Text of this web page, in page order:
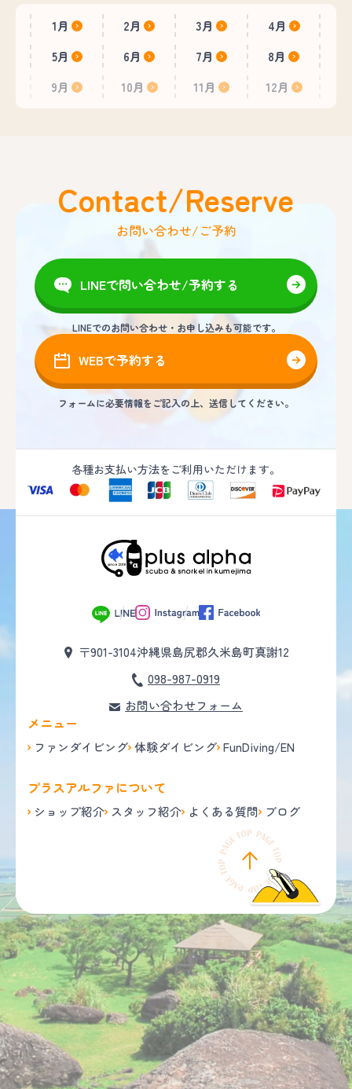
1月 2月 3月
4月
5月
6月 7月
8月
9月
10月 11月 12月
Contact/Reserve
お問い合わせ/ご予約
LINEで問い合わせ/予約する
LINEでのお問い合わせ・お申し込みも可能です。
WEBで予約する
フォームに必要情報をご記入の上、送信してください。
各種お支払い方法をご利用いただけます。
〒901-3104沖縄県島尻郡久米島町真謝12
098-987-0919
お問い合わせフォーム
メニュー
ファンダイビング 体験ダイビング FunDiving/EN
プラスアルファについて
ショップ紹介 スタッフ紹介 よくある質問 ブログ